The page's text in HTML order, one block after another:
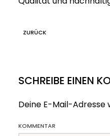
ZURÜCK
SCHREIBE EINEN
Deine E-Mail-
KOMMENTAR